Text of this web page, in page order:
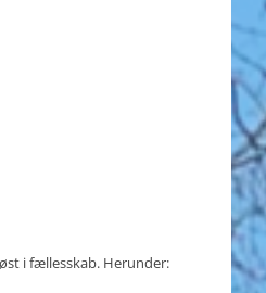
i fællesskab. Herunder: